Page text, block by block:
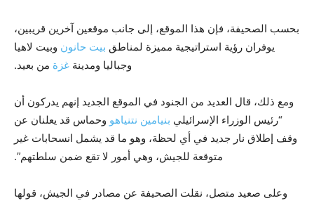
بحسب الصحيفة، فإن هذا الموقع، إلى جانب موقعين آخرين قريبين،
يوفران رؤية استراتيجية مميزة لمناطق بيت حانون وبيت لاهيا
وجباليا ومدينة غزة من بعيد.
ومع ذلك، قال العديد من الجنود في الموقع الجديد إنهم يدركون أن
“رئيس الوزراء الإسرائيلي بنيامين نتنياهو وحماس قد يعلنان عن
وقف إطلاق نار جديد في أي لحظة، وهو ما قد يشمل انسحابات غير
متوقعة للجيش، وهي أمور لا تقع ضمن سلطتهم”.
وعلى صعيد متصل، نقلت الصحيفة عن مصادر في الجيش، قولها